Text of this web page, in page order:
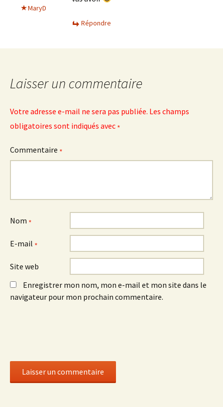
MaryD
Répondre
Laisser un commentaire
Votre adresse e-mail ne sera pas publiée. Les champs
obligatoires sont indiqués avec *
Commentaire *
Nom *
E-mail *
Site web
Enregistrer mon nom, mon e-mail et mon site dans le
navigateur pour mon prochain commentaire.